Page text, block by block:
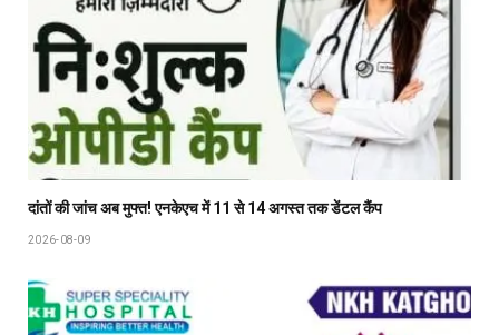
दांतों की जांच अब मुफ्त! एनकेएच में 11 से 14 अगस्त तक डेंटल कैंप
2026-08-09